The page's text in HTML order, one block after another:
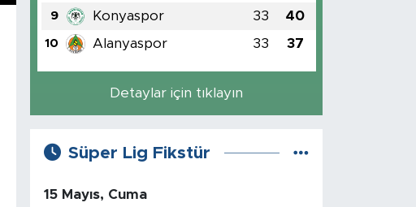
9 Konyaspor 33 40
10 Alanyaspor 33 37
Detaylar için tıklayın
Süper Lig Fikstür
15 Mayıs, Cuma